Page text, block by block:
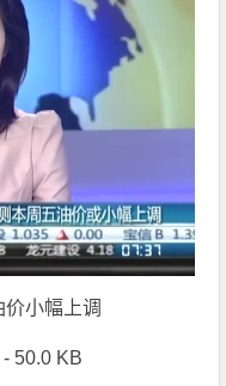
小幅上调
50.0 KB